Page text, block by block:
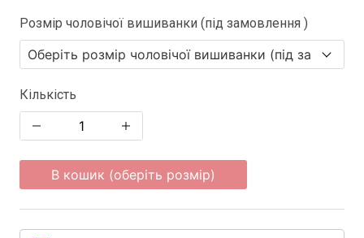
Розмір чоловічої вишиванки (під замовлення )
Кількість
В кошик (оберіть розмір)